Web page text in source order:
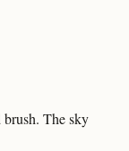
The sky